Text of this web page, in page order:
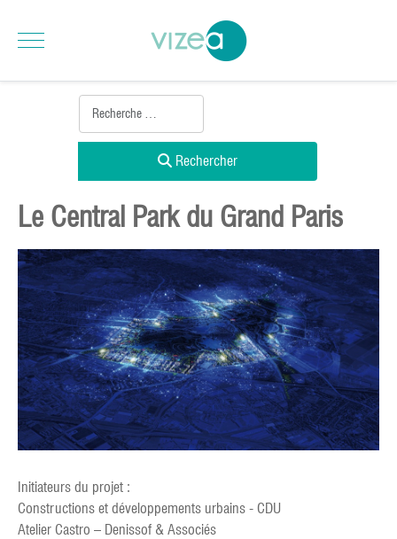
Rechercher
Le Central Park du Grand Paris
Initiateurs du projet :
Constructions et développements urbains - CDU
Atelier Castro – Denissof & Associés